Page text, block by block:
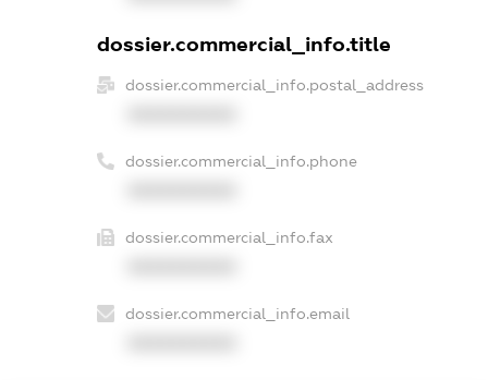
dossier.commercial_info.title
dossier.commercial_info.postal_address
dossier.commercial_info.phone
dossier.commercial_info.fax
dossier.commercial_info.email